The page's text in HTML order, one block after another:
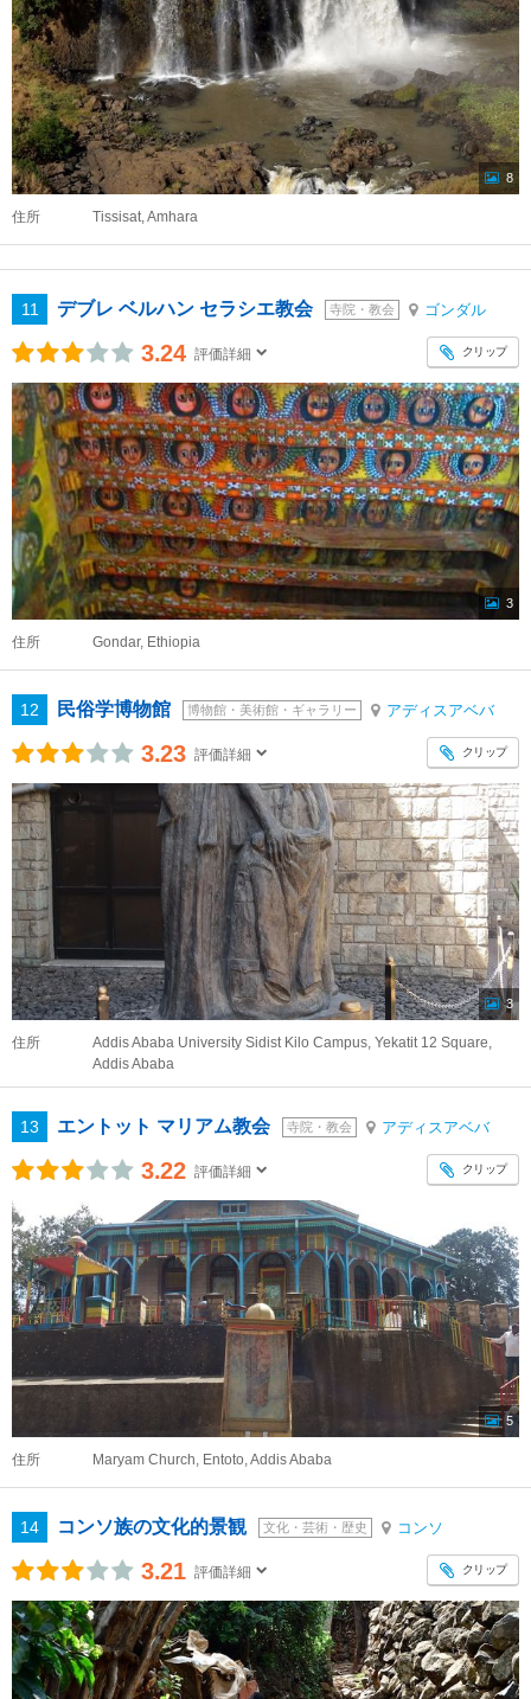
8
住所 Tissisat, Amhara
11 デブレ ベルハン セラシエ教会 寺院・教会 ゴンダル
3.24 評価詳細 クリップ
3
住所 Gondar, Ethiopia
12 民俗学博物館 博物館・美術館・ギャラリー アディスアベバ
3.23 評価詳細 クリップ
3
住所
Addis Ababa University Sidist Kilo Campus, Yekatit 12 Square,
Addis Ababa
13 エントット マリアム教会 寺院・教会 アディスアベバ
3.22 評価詳細 クリップ
5
住所 Maryam Church, Entoto, Addis Ababa
14 コンソ族の文化的景観 文化・芸術・歴史 コンソ
3.21 評価詳細 クリップ